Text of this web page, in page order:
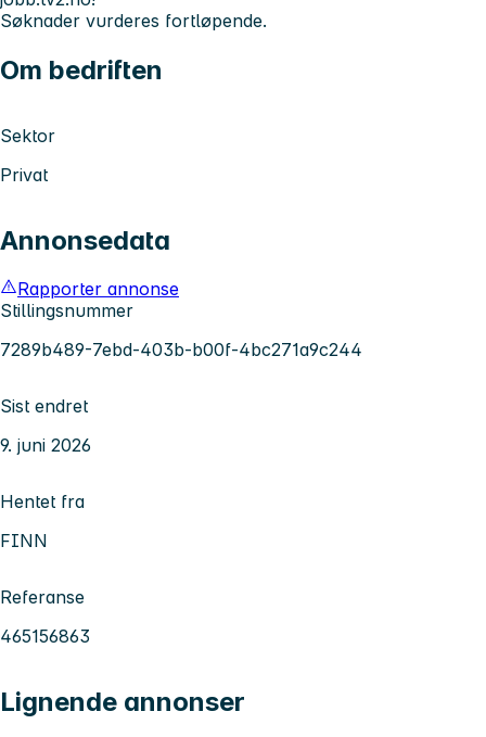
Søknader vurderes fortløpende.
Om bedriften
Sektor
Privat
Annonsedata
Rapporter annonse
Stillingsnummer
7289b489-7ebd-403b-b00f-4bc271a9c244
Sist endret
9. juni 2026
Hentet fra
FINN
Referanse
465156863
Lignende annonser